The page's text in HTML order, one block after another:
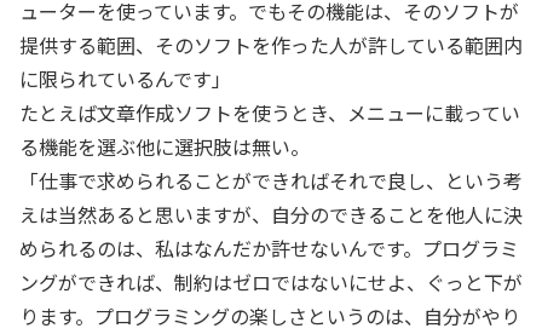
ューターを使っています。でもその機能は、そのソフトが
提供する範囲、そのソフトを作った人が許している範囲内
に限られているんです」
たとえば文章作成ソフトを使うとき、メニューに載ってい
る機能を選ぶ他に選択肢は無い。
「仕事で求められることができればそれで良し、という考
えは当然あると思いますが、自分のできることを他人に決
められるのは、私はなんだか許せないんです。プログラミ
ングができれば、制約はゼロではないにせよ、ぐっと下が
ります。プログラミングの楽しさというのは、自分がやり